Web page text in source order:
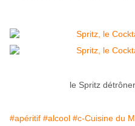
le Spritz
#apéritif #alcool #c-Cuisine du